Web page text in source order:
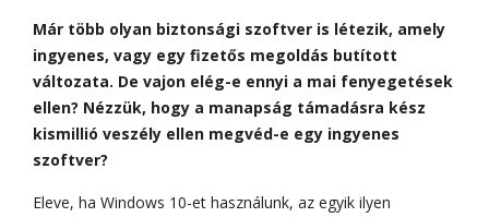
Már több olyan biztonsági szoftver is létezik, amely
ingyenes, vagy egy fizetős megoldás butított
változata. De vajon elég-e ennyi a mai fenyegetések
ellen? Nézzük, hogy a manapság támadásra kész
kismillió veszély ellen megvéd-e egy ingyenes
szoftver?
Eleve, ha Windows 10-et használunk, az egyik ilyen